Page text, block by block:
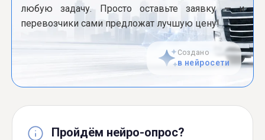
любую задачу. Просто оставьте заявку — и
перевозчики сами предложат лучшую цену!
Создано
в нейросети
Пройдём нейро-опрос?